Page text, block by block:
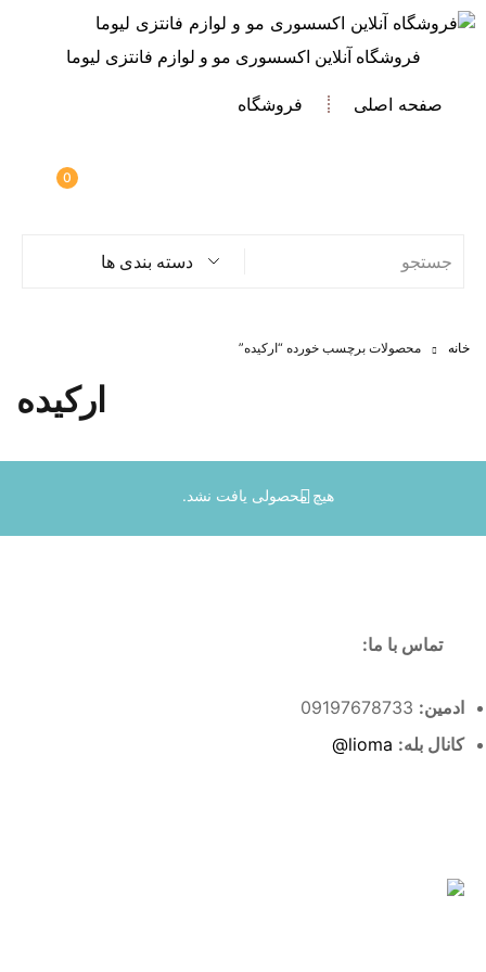
فروشگاه آنلاین اکسسوری مو و لوازم فانتزی لیوما
صفحه اصلی فروشگاه
0
دسته بندی ها
خانه محصولات برچسب خورده “ارکیده”
ارکیده
هیچ محصولی یافت نشد.
تماس با ما:
ادمین:
کانال بله: lioma@